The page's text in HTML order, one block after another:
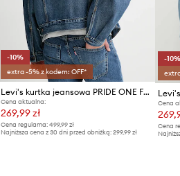
-10%
extra -5% z kodem: OFF*
Levi's kurtka jeansowa PRIDE ONE FAMILY TRUCKER
Cena aktualna:
269,99 zł
Cena regularna:499,99 zł
Najniższa cena z 30 dni przed obniżką:299,99 zł
-10%
Cena
Cena